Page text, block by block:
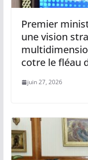
Premier
une vision
cotre le fléau
juin 27, 2026